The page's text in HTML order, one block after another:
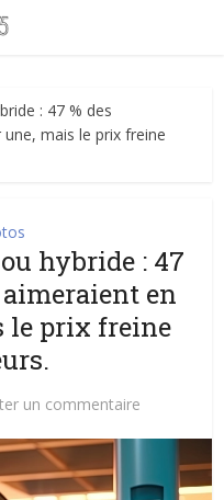
: 47 % des
mais le prix freine
hybride : 47
en
le prix freine
un commentaire